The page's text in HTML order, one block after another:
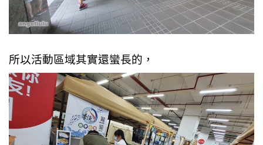
所以活動區域其實還蠻長的，